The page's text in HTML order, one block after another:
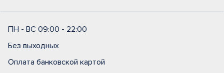
ПН - ВС 09:00 - 22:00
Без выходных
Оплата банковской картой